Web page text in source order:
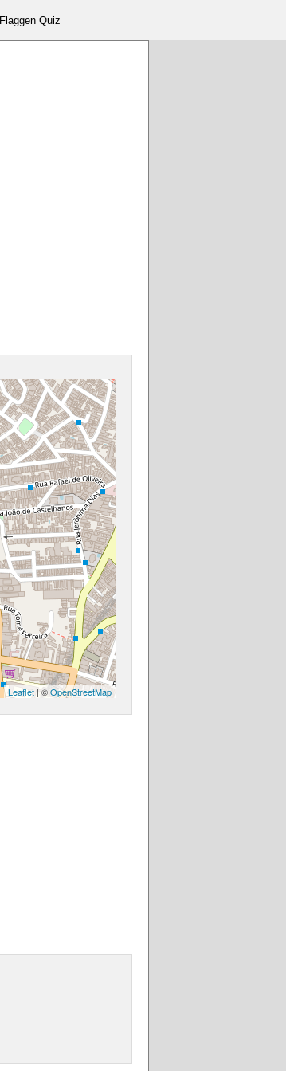
Flaggen Quiz
Leaflet | ©OpenStreetMap